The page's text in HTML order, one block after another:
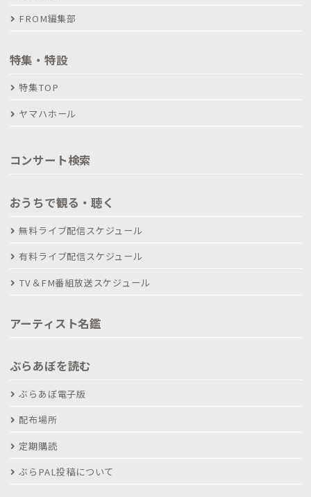
FROM編集部
特集・特設
特集TOP
ヤマハホール
コンサート検索
おうちで観る・聴く
無料ライブ配信スケジュール
有料ライブ配信スケジュール
TV＆FM番組放送スケジュール
アーティスト名鑑
ぶらあぼを読む
ぶらあぼ電子版
配布場所
定期購読
ぶらPAL投稿について